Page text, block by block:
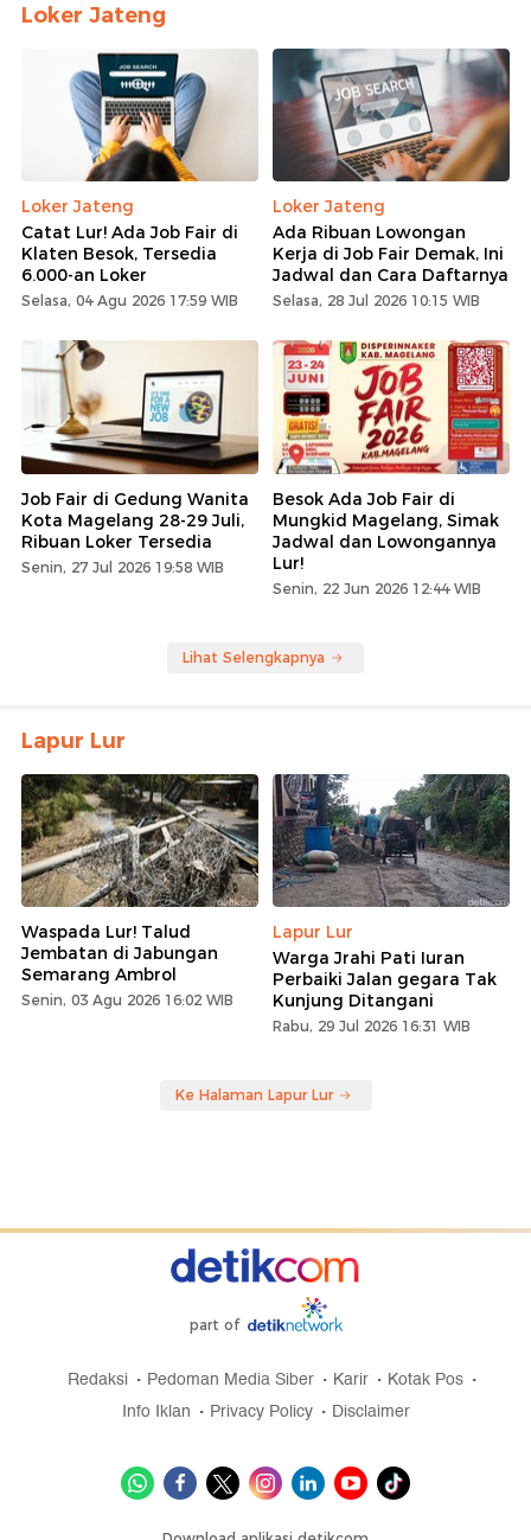
Loker Jateng
Loker Jateng
Catat Lur! Ada Job Fair di
Klaten Besok, Tersedia
6.000-an Loker
Selasa, 04 Agu 2026 17:59 WIB
Loker Jateng
Ada Ribuan Lowongan
Kerja di Job Fair Demak, Ini
Jadwal dan Cara Daftarnya
Selasa, 28 Jul 2026 10:15 WIB
Job Fair di Gedung Wanita
Kota Magelang 28-29 Juli,
Ribuan Loker Tersedia
Senin, 27 Jul 2026 19:58 WIB
Besok Ada Job Fair di
Mungkid Magelang, Simak
Jadwal dan Lowongannya
Lur!
Senin, 22 Jun 2026 12:44 WIB
Lihat Selengkapnya
Lapur Lur
Waspada Lur! Talud
Jembatan di Jabungan
Semarang Ambrol
Senin, 03 Agu 2026 16:02 WIB
Lapur Lur
Warga Jrahi Pati Iuran
Perbaiki Jalan gegara Tak
Kunjung Ditangani
Rabu, 29 Jul 2026 16:31 WIB
Ke Halaman Lapur Lur
part of
Redaksi Pedoman Media Siber Karir
Kotak Pos
Info Iklan
Privacy Policy Disclaimer